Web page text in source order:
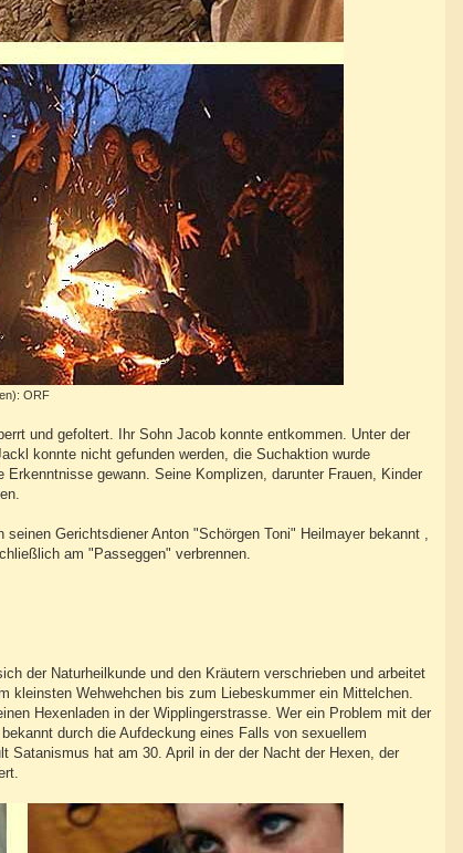
ORF
und gefoltert. Ihr Sohn Jacob konnte entkommen. Unter der
konnte nicht gefunden werden, die Suchaktion wurde
gewann. Seine Komplizen, darunter Frauen, Kinder
Gerichtsdiener Anton "Schörgen Toni" Heilmayer bekannt ,
am "Passeggen" verbrennen.
der Naturheilkunde und den Kräutern verschrieben und arbeitet
kleinsten Wehwehchen bis zum Liebeskummer ein Mittelchen.
Hexenladen in der Wipplingerstrasse. Wer ein Problem mit der
durch die Aufdeckung eines Falls von sexuellem
Satanismus hat am 30. April in der der Nacht der Hexen, der